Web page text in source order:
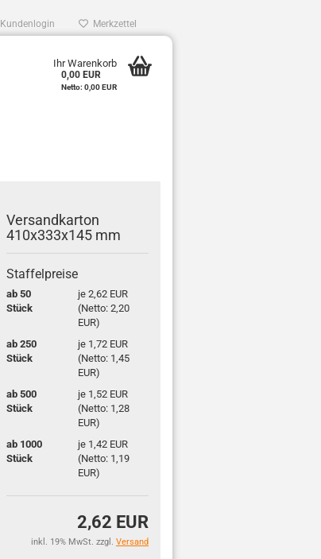
Kundenlogin Merkzettel
Ihr Warenkorb
0,00 EUR
Netto: 0,00 EUR
Ver­sand­kar­ton
410x333x145 mm
Staffelpreise
ab 50
Stück
je 2,62 EUR
(Netto: 2,20
EUR)
ab 250
Stück
je 1,72 EUR
(Netto: 1,45
EUR)
ab 500
Stück
je 1,52 EUR
(Netto: 1,28
EUR)
ab 1000
Stück
je 1,42 EUR
(Netto: 1,19
EUR)
2,62 EUR
inkl. 19% MwSt. zzgl. Versand